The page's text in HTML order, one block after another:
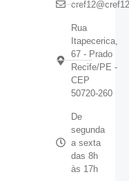
Rua
Itapecerica,
67 - Prado
Recife/PE -
CEP
50720-260
De
segunda
a sexta
das 8h
às 17h